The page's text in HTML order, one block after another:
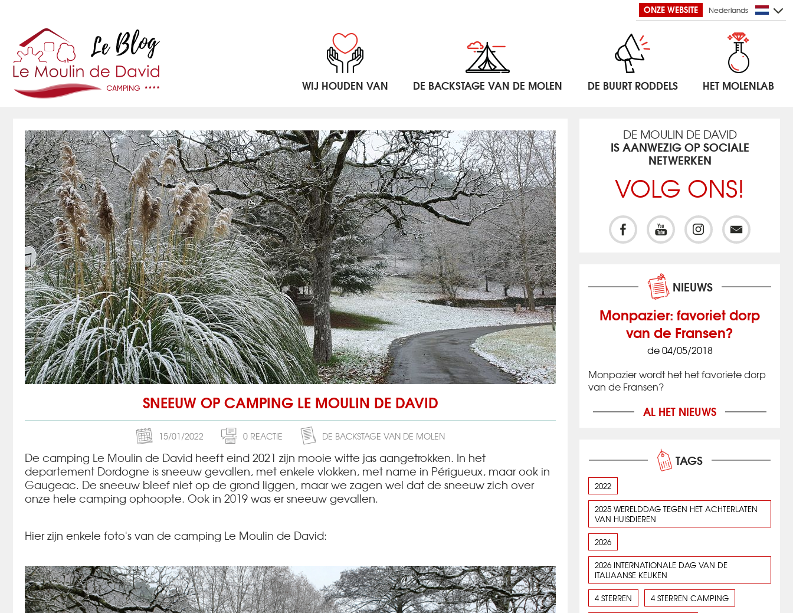
ONZE WEBSITE Nederlands
WIJ HOUDEN VAN DE BACKSTAGE VAN DE MOLEN DE BUURT RODDELS HET MOLENLAB
SNEEUW OP CAMPING LE MOULIN DE DAVID
15/01/2022 0 REACTIE DE BACKSTAGE VAN DE MOLEN
De camping Le Moulin de David heeft eind 2021 zijn mooie witte jas aangetrokken. In het
departement Dordogne is sneeuw gevallen, met enkele vlokken, met name in Périgueux, maar ook in
Gaugeac. De sneeuw bleef niet op de grond liggen, maar we zagen wel dat de sneeuw zich over
onze hele camping ophoopte. Ook in 2019 was er sneeuw gevallen.
Hier zijn enkele foto's van de camping Le Moulin de David:
DE MOULIN DE DAVID
IS AANWEZIG OP SOCIALE
NETWERKEN
VOLG ONS!
NIEUWS
Monpazier: favoriet dorp
van de Fransen?
de 04/05/2018
Monpazier wordt het het favoriete dorp
van de Fransen?
AL HET NIEUWS
TAGS
2022
2025 WERELDDAG TEGEN HET ACHTERLATEN
VAN HUISDIEREN
2026
2026 INTERNATIONALE DAG VAN DE
ITALIAANSE KEUKEN
4 STERREN 4 STERREN CAMPING